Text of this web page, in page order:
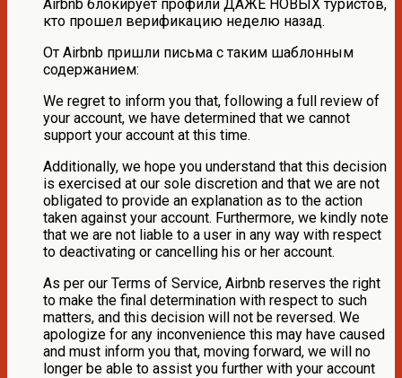
Airbnb блокирует профили ДАЖЕ НОВЫХ туристов,
кто прошел верификацию неделю назад.
От Airbnb пришли письма с таким шаблонным
содержанием:
We regret to inform you that, following a full review of
your account, we have determined that we cannot
support your account at this time.
Additionally, we hope you understand that this decision
is exercised at our sole discretion and that we are not
obligated to provide an explanation as to the action
taken against your account. Furthermore, we kindly note
that we are not liable to a user in any way with respect
to deactivating or cancelling his or her account.
As per our Terms of Service, Airbnb reserves the right
to make the final determination with respect to such
matters, and this decision will not be reversed. We
apologize for any inconvenience this may have caused
and must inform you that, moving forward, we will no
longer be able to assist you further with your account